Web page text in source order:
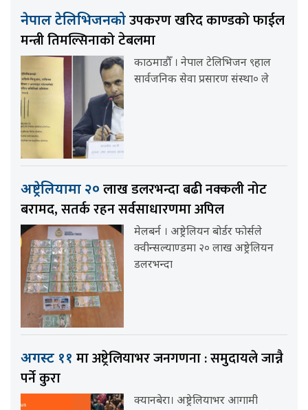
नेपाल टेलिभिजनकोउपकरण खरिद काण्डको फाईल
मन्त्री तिमल्सिनाको टेबलमा
काठमाडौँ । नेपाल टेलिभिजन ९हाल
सार्वजनिक सेवा प्रसारण संस्था० ले
अष्ट्रेलियामा २० लाख डलरभन्दा बढी नक्कली नोट
बरामद, सतर्क रहन सर्वसाधारणमा अपिल
मेलबर्न । अष्ट्रेलियन बोर्डर फोर्सले
क्वीन्सल्याण्डमा २० लाख अष्ट्रेलियन
डलरभन्दा
अगस्ट ११ मा अष्ट्रेलियाभर जनगणना : समुदायले जान्नै
पर्ने कुरा
क्यानबेरा। अष्ट्रेलियाभर आगामी